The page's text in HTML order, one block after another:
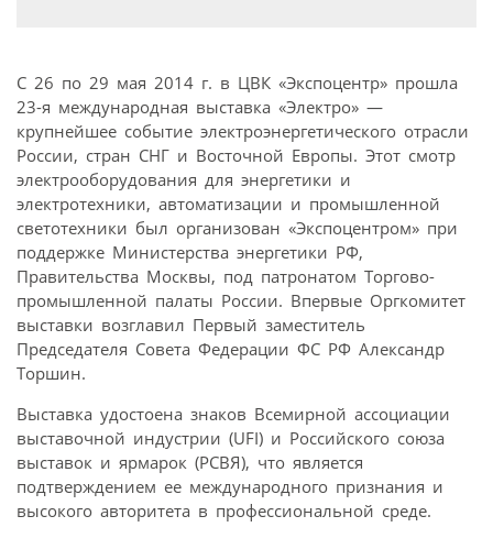
С 26 по 29 мая 2014 г. в ЦВК «Экспоцентр» прошла
23-я международная выставка «Электро» —
крупнейшее событие электроэнергетического отрасли
России, стран СНГ и Восточной Европы. Этот смотр
электрооборудования для энергетики и
электротехники, автоматизации и промышленной
светотехники был организован «Экспоцентром» при
поддержке Министерства энергетики РФ,
Правительства Москвы, под патронатом Торгово-
промышленной палаты России. Впервые Оргкомитет
выставки возглавил Первый заместитель
Председателя Совета Федерации ФС РФ Александр
Торшин.
Выставка удостоена знаков Всемирной ассоциации
выставочной индустрии (UFI) и Российского союза
выставок и ярмарок (РСВЯ), что является
подтверждением ее международного признания и
высокого авторитета в профессиональной среде.